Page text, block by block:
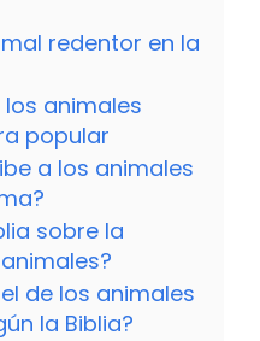
redentor en la
los animales
popular
a los animales
sobre la
de los animales
la Biblia?